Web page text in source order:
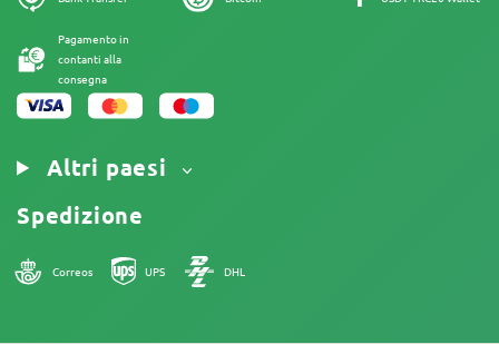
Nota Legale
Pagamento in
contanti alla
consegna
Altri paesi
Spedizione
Correos UPS DHL